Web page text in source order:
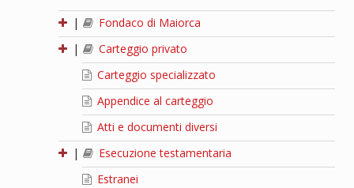
|
Fondaco di Maiorca
|
Carteggio privato
Carteggio specializzato
Appendice al carteggio
Atti e documenti diversi
|
Esecuzione testamentaria
Estranei